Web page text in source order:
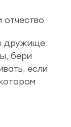
отчество
дружище.
бери
если